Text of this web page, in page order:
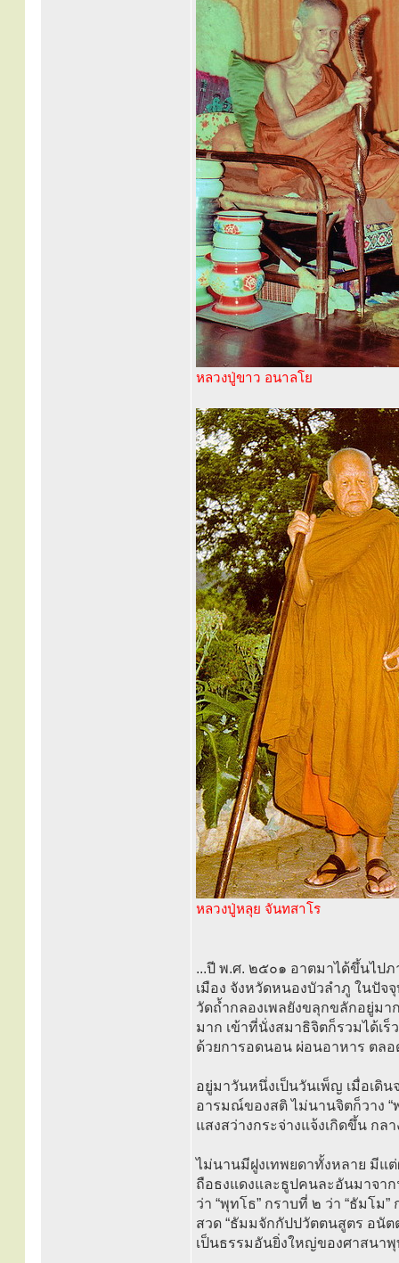
หลวงปู่ขาว อนาลโย
หลวงปู่หลุย จันทสาโร
...ปี พ.ศ. ๒๕๐๑ อาตมาได้ขึ้นไปภ
เมือง จังหวัดหนองบัวลำภู ในปัจ
วัดถ้ำกลองเพลยังขลุกขลักอยู่ม
มาก เข้าที่นั่งสมาธิจิตก็รวมได้เ
ด้วยการอดนอน ผ่อนอาหาร ตลอ
อยู่มาวันหนึ่งเป็นวันเพ็ญ เมื่อเดิ
อารมณ์ของสติ ไม่นานจิตก็วาง
แสงสว่างกระจ่างแจ้งเกิดขึ้น ก
ไม่นานมีฝูงเทพยดาทั้งหลาย มีแ
ถือธงแดงและธูปคนละอันมาจา
ว่า “พุทโธ” กราบที่ ๒ ว่า “ธัมโม
สวด “ธัมมจักกัปปวัตตนสูตร อนั
เป็นธรรมอันยิ่งใหญ่ของศาสนา